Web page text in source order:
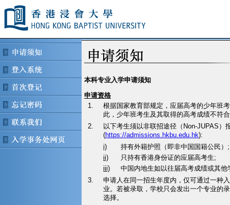
本科专业入学申请须知
申请资格
1.
根据国家教育部规定，应届高考的少年班
此，少年班考生及其取得的高考成绩不符
2.
以下考生须以非联招途径（Non-JUPAS）
(https://admissions.hkbu.edu.hk):
i)
持有外籍护照（即非中国国籍公民）;
ii)
只持有香港身份证的应届高考生;
iii)
中国内地生如以往届高考成绩或其他
3.
申请人在同一招生年度内，仅可通过一种
业。若被录取，学校只会发出一个专业的
选择。